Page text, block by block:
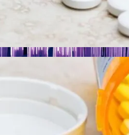
Которые Помогут
Владельцы Которых